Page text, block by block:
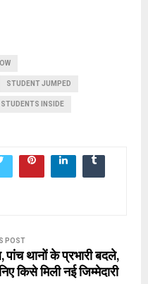
STUDENT JUMPED
INSIDE
POST
थानों के प्रभारी बदले,
किसे मिली नई जिम्मेदारी